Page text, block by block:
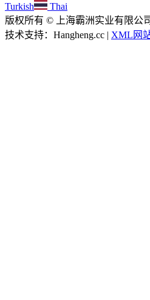
Turkish
Thai
版权所有 © 上海霸洲实业有限公
技术支持：Hangheng.cc | XML网